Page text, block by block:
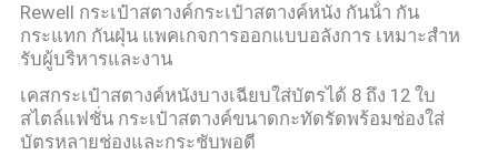
Rewell กระเป๋าสตางค์กระเป๋าสตางค์หนัง กันน้ํา กัน
กระแทก กันฝุ่น แพคเกจการออกแบบอลังการ เหมาะสําห
รับผู้บริหารและงาน
เคสกระเป๋าสตางค์หนังบางเฉียบใส่บัตรได้ 8 ถึง 12 ใบ
สไตล์แฟชั่น กระเป๋าสตางค์ขนาดกะทัดรัดพร้อมช่องใส่
บัตรหลายช่องและกระชับพอดี